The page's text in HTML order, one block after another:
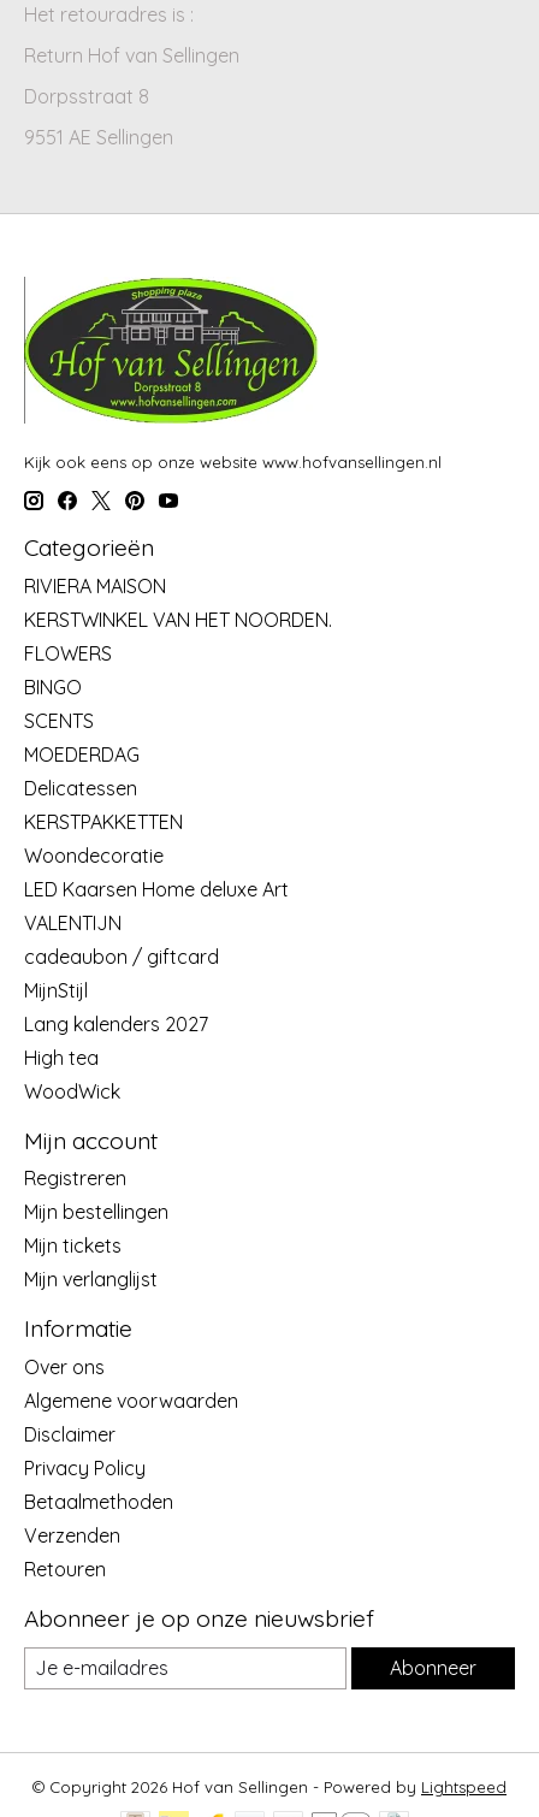
Het retouradres is :
Return Hof van Sellingen
Dorpsstraat 8
9551 AE Sellingen
Kijk ook eens op onze website www.hofvansellingen.nl
Categorieën
RIVIERA MAISON
KERSTWINKEL VAN HET NOORDEN.
FLOWERS
BINGO
SCENTS
MOEDERDAG
Delicatessen
KERSTPAKKETTEN
Woondecoratie
LED Kaarsen Home deluxe Art
VALENTIJN
cadeaubon / giftcard
MijnStijl
Lang kalenders 2027
High tea
WoodWick
Mijn account
Registreren
Mijn bestellingen
Mijn tickets
Mijn verlanglijst
Informatie
Over ons
Algemene voorwaarden
Disclaimer
Privacy Policy
Betaalmethoden
Verzenden
Retouren
Abonneer je op onze nieuwsbrief
Abonneer
© Copyright 2026 Hof van Sellingen - Powered by Lightspeed